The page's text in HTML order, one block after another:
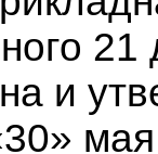
21
и